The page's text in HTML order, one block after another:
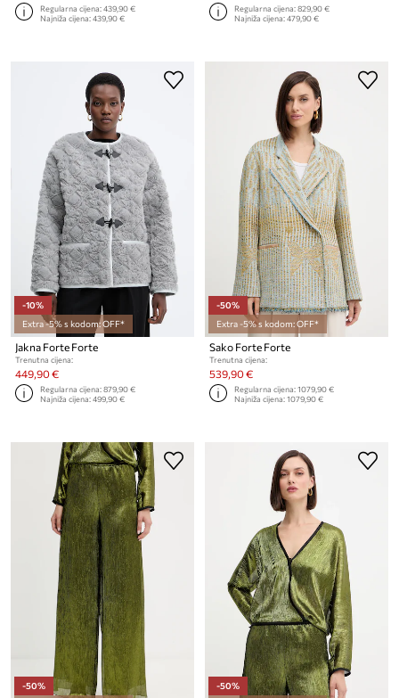
Regularna cijena:439,90 €
Najniža cijena:439,90 €
Regularna cijena:829,90 €
Najniža cijena:479,90 €
-10%
Extra -5% s kodom: OFF*
Jakna Forte Forte
Trenutna cijena:
449,90 €
Regularna cijena:879,90 €
Najniža cijena:499,90 €
-50%
Extra -5% s kodom: OFF*
Sako Forte Forte
Trenutna cijena:
539,90 €
Regularna cijena:1079,90 €
Najniža cijena:1079,90 €
-50%
-50%